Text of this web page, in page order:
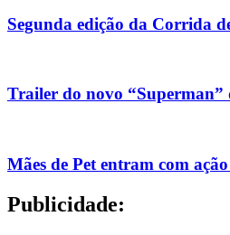
Segunda edição da Corrida
Trailer do novo “Superman”
Mães de Pet entram com
Publicidade: